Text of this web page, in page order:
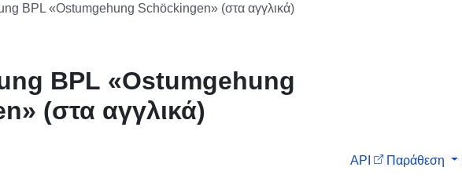
BPL «Ostumgehung Schöckingen» (στα αγγλικά)
BPL «Ostumgehung
(στα αγγλικά)
API Παράθεση